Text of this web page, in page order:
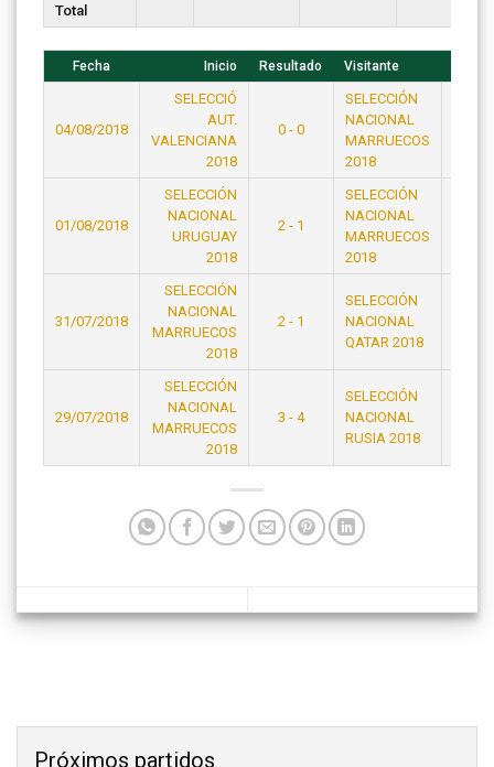
Total
Fecha Inicio Resultado Visitante
04/08/2018
SELECCIÓ
AUT.
VALENCIANA
2018
0 - 0
SELECCIÓN
NACIONAL
MARRUECOS
2018
01/08/2018
SELECCIÓN
NACIONAL
URUGUAY
2018
2 - 1
SELECCIÓN
NACIONAL
MARRUECOS
2018
31/07/2018
SELECCIÓN
NACIONAL
MARRUECOS
2018
2 - 1
SELECCIÓN
NACIONAL
QATAR 2018
29/07/2018
SELECCIÓN
NACIONAL
MARRUECOS
2018
3 - 4
SELECCIÓN
NACIONAL
RUSIA 2018
Próximos partidos